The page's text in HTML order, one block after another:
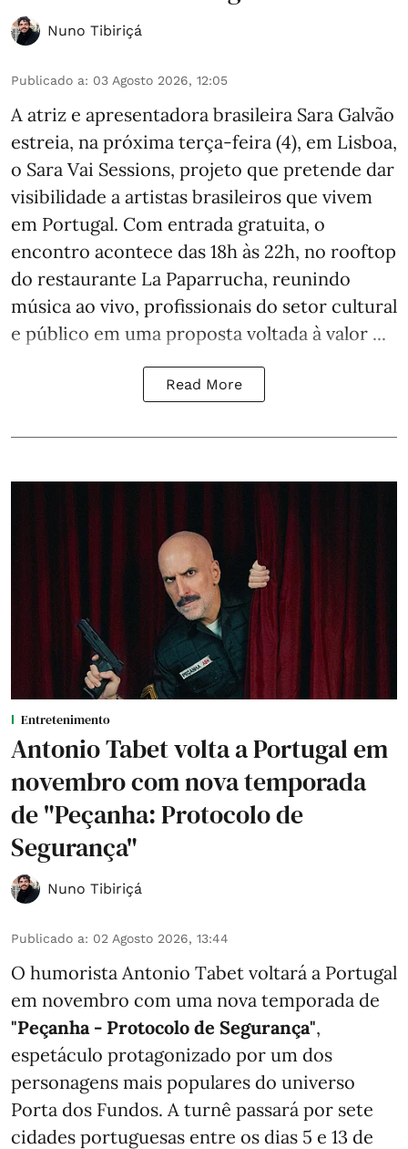
Nuno Tibiriçá
Publicado a: 03 Agosto 2026, 12:05
A atriz e apresentadora brasileira Sara Galvão
estreia, na próxima terça-feira (4), em Lisboa,
o Sara Vai Sessions, projeto que pretende dar
visibilidade a artistas brasileiros que vivem
em Portugal. Com entrada gratuita, o
encontro acontece das 18h às 22h, no rooftop
do restaurante La Paparrucha, reunindo
música ao vivo, profissionais do setor cultural
e público em uma proposta voltada à valor ...
Read More
Entretenimento
Antonio Tabet volta a Portugal em
novembro com nova temporada
de "Peçanha: Protocolo de
Segurança"
Nuno Tibiriçá
Publicado a: 02 Agosto 2026, 13:44
O humorista Antonio Tabet voltará a Portugal
em novembro com uma nova temporada de
"Peçanha - Protocolo de Segurança",
espetáculo protagonizado por um dos
personagens mais populares do universo
Porta dos Fundos. A turnê passará por sete
cidades portuguesas entre os dias 5 e 13 de